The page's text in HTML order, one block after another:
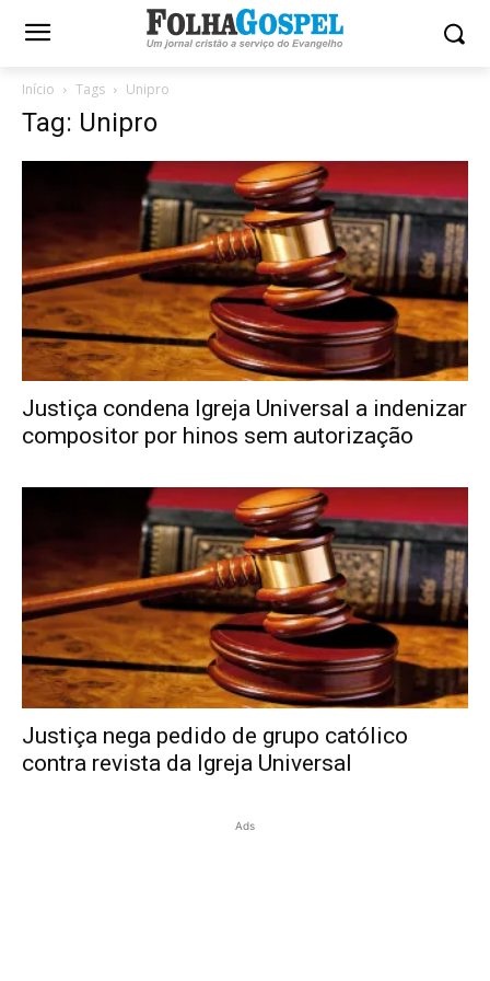
Início Tags Unipro
Tag: Unipro
Justiça condena Igreja Universal a indenizar
compositor por hinos sem autorização
Justiça nega pedido de grupo católico
contra revista da Igreja Universal
Ads